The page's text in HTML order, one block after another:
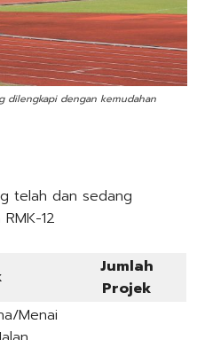
dilengkapi dengan kemudahan
telah dan sedang
12
Jumlah
Projek
Menai